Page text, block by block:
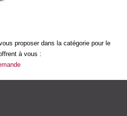
Actualités
proposer dans la catégorie pour le
à vous :